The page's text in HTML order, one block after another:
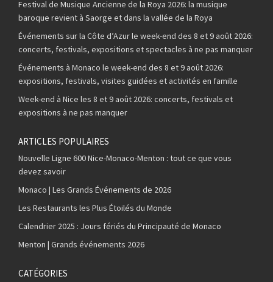
Festival de Musique Ancienne de la Roya 2026: la musique
baroque revient à Saorge et dans la vallée de la Roya
Événements sur la Côte d’Azur le week-end des 8 et 9 août 2026:
concerts, festivals, expositions et spectacles à ne pas manquer
Événements à Monaco le week-end des 8 et 9 août 2026:
expositions, festivals, visites guidées et activités en famille
Week-end à Nice les 8 et 9 août 2026: concerts, festivals et
expositions à ne pas manquer
ARTICLES POPULAIRES
Nouvelle Ligne 600 Nice-Monaco-Menton : tout ce que vous
devez savoir
Monaco | Les Grands Événements de 2026
Les Restaurants les Plus Étoilés du Monde
Calendrier 2025 : Jours fériés du Principauté de Monaco
Menton | Grands événements 2026
CATÉGORIES